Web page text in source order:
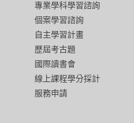
專業學科學習諮詢
個案學習諮詢
自主學習計畫
歷屆考古題
國際讀書會
線上課程學分採計
服務申請